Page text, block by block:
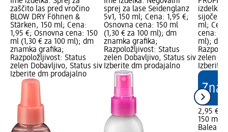
zaščito las pred vročino
BLOW DRY Föhnen &
Stärken, 150 ml; Cena:
1,95 €; Osnovna cena: 150
ml (1,30 € za 100 ml); dm
znamka grafika;
Razpoložljivost: Status
zelen Dobavljivo, Status siv
Izberite dm prodajalno
sprej za lase Seidenglanz
5v1, 150 ml; Cena: 1,95 €;
Osnovna cena: 150 ml
(1,30 € za 100 ml); dm
znamka grafika;
Razpoložljivost: Status
zelen Dobavljivo, Status siv
Izberite dm prodajalno
izdelka:
sijoče
ml;
cena:
ml); dm
zelen
Izberite
2,95 €
150 ml
Balea